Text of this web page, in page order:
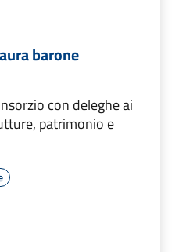
barone
con deleghe ai
patrimonio e